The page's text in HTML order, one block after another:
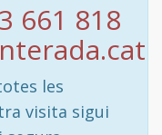
661 818
les
visita sigui